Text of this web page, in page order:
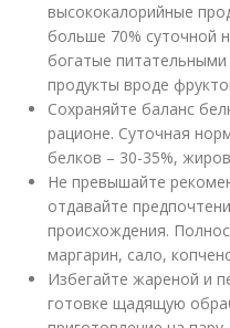
высококалорийные
больше 70% суточной
богатые
продукты вроде
Сохраняйте баланс
рационе. Суточная
белков – 30-35%,
Не превышайте
отдавайте
происхождения.
маргарин, сало,
Избегайте жареной и
готовке щадящую